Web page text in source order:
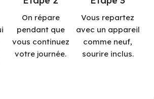
On répare
pendant que
vous continuez
votre journée.
Vous repartez
avec un appareil
comme neuf,
sourire inclus.